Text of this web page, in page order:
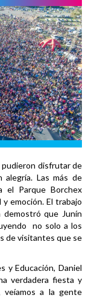
pudieron disfrutar de
Las más de
el Parque Borchex
emoción. El trabajo
que Junín
no solo a los
de visitantes que se
y Educación, Daniel
verdadera fiesta y
veíamos a la gente